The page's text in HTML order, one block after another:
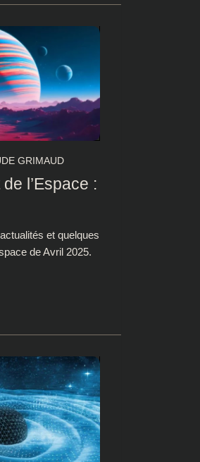
GRIMAUD
l’Espace :
et quelques
de Avril 2025.